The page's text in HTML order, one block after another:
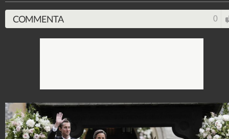
COMMENTA 0